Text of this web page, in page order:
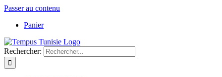
Passer au contenu
Panier
Rechercher: